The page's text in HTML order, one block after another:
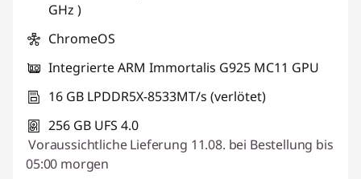
GHz )
ChromeOS
Integrierte ARM Immortalis G925 MC11 GPU
16 GB LPDDR5X-8533MT/s (verlötet)
256 GB UFS 4.0
Voraussichtliche Lieferung 11.08. bei Bestellung bis
05:00 morgen